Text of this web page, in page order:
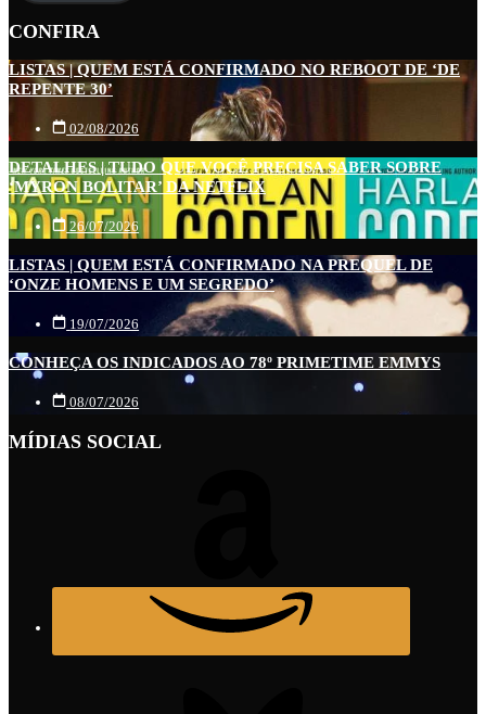
CONFIRA
LISTAS | QUEM ESTÁ CONFIRMADO NO REBOOT DE ‘DE
REPENTE 30’
02/08/2026
DETALHES | TUDO QUE VOCÊ PRECISA SABER SOBRE
‘MYRON BOLITAR’ DA NETFLIX
26/07/2026
LISTAS | QUEM ESTÁ CONFIRMADO NA PREQUEL DE
‘ONZE HOMENS E UM SEGREDO’
19/07/2026
CONHEÇA OS INDICADOS AO 78º PRIMETIME EMMYS
08/07/2026
MÍDIAS SOCIAL